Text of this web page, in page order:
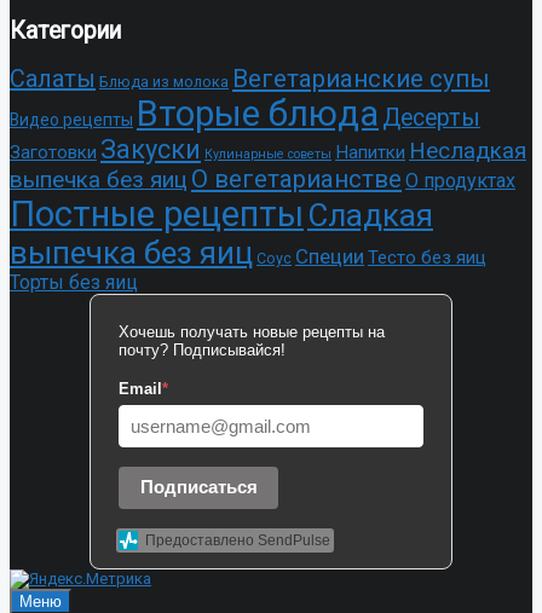
Категории
Cалаты Блюда из молока Вегетарианские супы
Видео рецепты Вторые блюда Десерты
Заготовки Закуски Кулинарные советы Напитки Несладкая
выпечка без яиц О вегетарианстве О продуктах
Постные рецепты Сладкая
выпечка без яиц Соус Специи Тесто без яиц
Торты без яиц
Хочешь получать новые рецепты на
почту? Подписывайся!
Email *
Подписаться
Предоставлено SendPulse
Меню